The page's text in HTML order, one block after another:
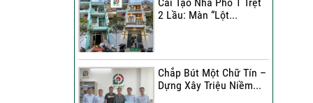
Tầng
Tầng
Sửa Nhà Trọn Gói | Chị Lê
2 Lầu: Màn “Lột...
Chắp Bút Một Chữ Tín –
Dựng Xây Triệu Niềm...